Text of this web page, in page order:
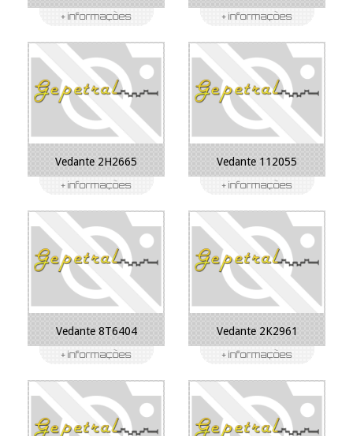
Vedante 2H2665 Vedante 112055
Vedante 8T6404 Vedante 2K2961